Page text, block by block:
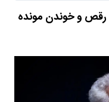
رقص و خوندن مونده